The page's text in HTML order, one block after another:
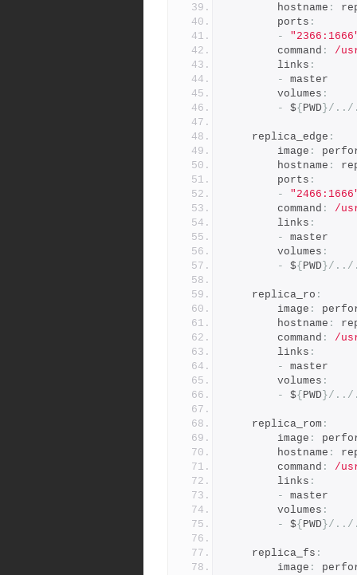
        hostname
:
        ports
:
-
        command
:
/
        links
:
-
master
        volumes
:
-
${ PWD }/
    replica_edge
:
        image
:
        hostname
:
        ports
:
-
        command
:
/
        links
:
-
master
        volumes
:
-
${ PWD }/
    replica_ro
:
        image
:
        hostname
:
        command
:
/
        links
:
-
master
        volumes
:
-
${ PWD }/
    replica_rom
:
        image
:
        hostname
:
        command
:
/
        links
:
-
master
        volumes
:
-
${ PWD }/
    replica_fs
:
        image
: